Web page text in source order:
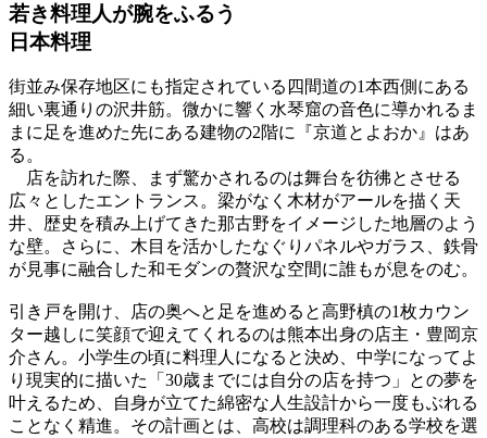
若き料理人が腕をふるう
日本料理
街並み保存地区にも指定されている四間道の1本西側にある
細い裏通りの沢井筋。微かに響く水琴窟の音色に導かれるま
まに足を進めた先にある建物の2階に『京道とよおか』はあ
る。
店を訪れた際、まず驚かされるのは舞台を彷彿とさせる
広々としたエントランス。梁がなく木材がアールを描く天
井、歴史を積み上げてきた那古野をイメージした地層のよう
な壁。さらに、木目を活かしたなぐりパネルやガラス、鉄骨
が見事に融合した和モダンの贅沢な空間に誰もが息をのむ。
引き戸を開け、店の奥へと足を進めると高野槙の1枚カウン
ター越しに笑顔で迎えてくれるのは熊本出身の店主・豊岡京
介さん。小学生の頃に料理人になると決め、中学になってよ
り現実的に描いた「30歳までには自分の店を持つ」との夢を
叶えるため、自身が立てた綿密な人生設計から一度もぶれる
ことなく精進。その計画とは、高校は調理科のある学校を選